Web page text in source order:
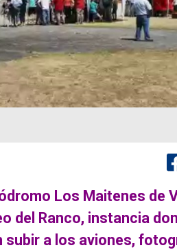
Los Maitenes de
del Ranco, instancia
subir a los aviones,